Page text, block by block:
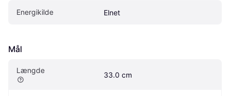
Energikilde Elnet
Mål
Længde
33.0 cm